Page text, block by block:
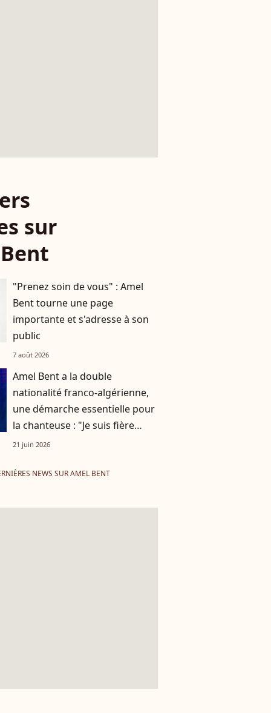
sur
"Prenez soin de vous" : Amel
Bent tourne une page
importante et s'adresse à son
public
7 août 2026
Amel Bent a la double
nationalité franco-algérienne,
une démarche essentielle pour
la chanteuse : "Je suis fière
d'avoir deux maisons"
21 juin 2026
NEWS SUR AMEL BENT